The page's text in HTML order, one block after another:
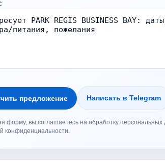
предложение Написать в Telegram
форму, вы соглашаетесь на обработку персональных
конфиденциальности.